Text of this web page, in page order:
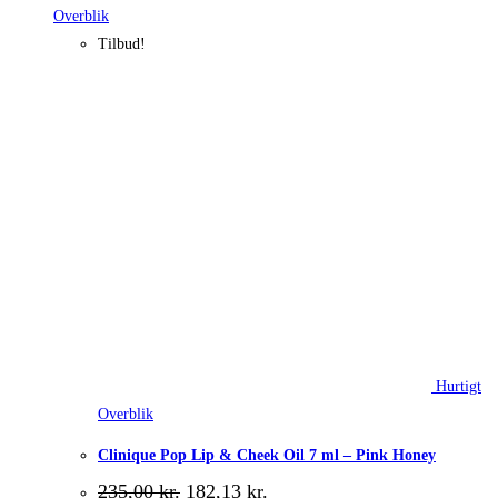
Overblik
Tilbud!
Hurtigt
Overblik
Clinique Pop Lip & Cheek Oil 7 ml – Pink Honey
235,00kr. Den
182,13 kr.